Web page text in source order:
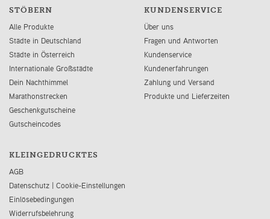
STÖBERN
Alle Produkte
Städte in Deutschland
Städte in Österreich
Internationale Großstädte
Dein Nachthimmel
Marathonstrecken
Geschenkgutscheine
Gutscheincodes
KUNDENSERVICE
Über uns
Fragen und Antworten
Kundenservice
Kundenerfahrungen
Zahlung und Versand
Produkte und Lieferzeiten
KLEINGEDRUCKTES
AGB
Datenschutz | Cookie-Einstellungen
Einlösebedingungen
Widerrufsbelehrung